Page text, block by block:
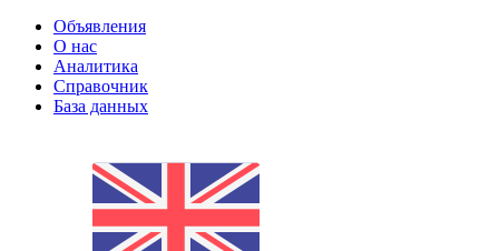
Объявления
О нас
Аналитика
Справочник
База данных